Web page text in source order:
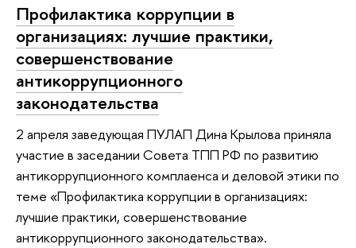
Профилактика коррупции в
организациях: лучшие практики,
совершенствование
антикоррупционного
законодательства
2 апреля заведующая ПУЛАП Дина Крылова приняла
участие в заседании Совета ТПП РФ по развитию
антикоррупционного комплаенса и деловой этики по
теме «Профилактика коррупции в организациях:
лучшие практики, совершенствование
антикоррупционного законодательства».